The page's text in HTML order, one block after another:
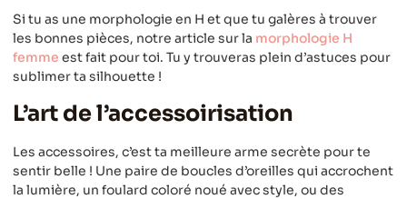
Si tu as une morphologie en H et que tu galères à trouver
les bonnes pièces, notre article sur la morphologie H
femme est fait pour toi. Tu y trouveras plein d’astuces pour
sublimer ta silhouette !
L’art de l’accessoirisation
Les accessoires, c’est ta meilleure arme secrète pour te
sentir belle ! Une paire de boucles d’oreilles qui accrochent
la lumière, un foulard coloré noué avec style, ou des